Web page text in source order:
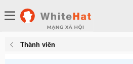
Thành viên